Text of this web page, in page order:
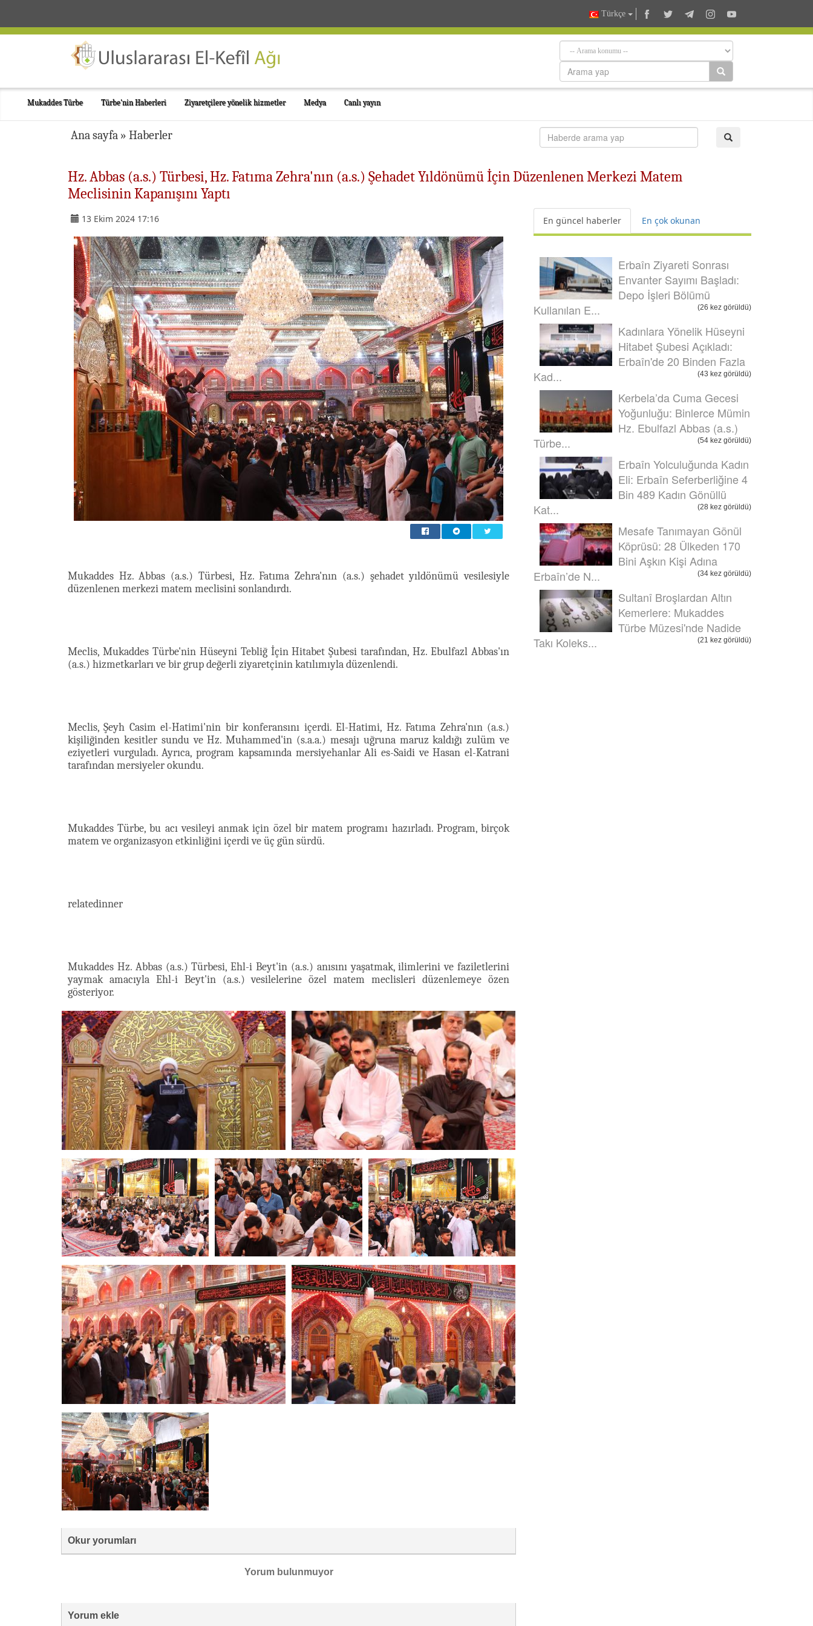
Türkçe
Mukaddes Türbe Türbe'nin Haberleri Ziyaretçilere yönelik hizmetler Medya Canlı yayın
Ana sayfa » Haberler
Hz. Abbas (a.s.) Türbesi, Hz. Fatıma Zehra'nın (a.s.) Şehadet Yıldönümü İçin Düzenlenen Merkezi Matem
Meclisinin Kapanışını Yaptı
13 Ekim 2024 17:16
Mukaddes Hz. Abbas (a.s.) Türbesi, Hz. Fatıma Zehra'nın (a.s.) şehadet yıldönümü vesilesiyle
düzenlenen merkezi matem meclisini sonlandırdı.
Meclis, Mukaddes Türbe'nin Hüseyni Tebliğ İçin Hitabet Şubesi tarafından, Hz. Ebulfazl Abbas'ın
(a.s.) hizmetkarları ve bir grup değerli ziyaretçinin katılımıyla düzenlendi.
Meclis, Şeyh Casim el-Hatimi'nin bir konferansını içerdi. El-Hatimi, Hz. Fatıma Zehra'nın (a.s.)
kişiliğinden kesitler sundu ve Hz. Muhammed'in (s.a.a.) mesajı uğruna maruz kaldığı zulüm ve
eziyetleri vurguladı. Ayrıca, program kapsamında mersiyehanlar Ali es-Saidi ve Hasan el-Katrani
tarafından mersiyeler okundu.
Mukaddes Türbe, bu acı vesileyi anmak için özel bir matem programı hazırladı. Program, birçok
matem ve organizasyon etkinliğini içerdi ve üç gün sürdü.
relatedinner
Mukaddes Hz. Abbas (a.s.) Türbesi, Ehl-i Beyt'in (a.s.) anısını yaşatmak, ilimlerini ve faziletlerini
yaymak amacıyla Ehl-i Beyt'in (a.s.) vesilelerine özel matem meclisleri düzenlemeye özen
gösteriyor.​​​​​​​​​​​​​​​​
Okur yorumları
Yorum bulunmuyor
Yorum ekle
En güncel haberler En çok okunan
Erbaîn Ziyareti Sonrası
Envanter Sayımı Başladı:
Depo İşleri Bölümü
Kullanılan E...
(26 kez görüldü)
Kadınlara Yönelik Hüseyni
Hitabet Şubesi Açıkladı:
Erbaîn'de 20 Binden Fazla
Kad...
(43 kez görüldü)
Kerbela’da Cuma Gecesi
Yoğunluğu: Binlerce Mümin
Hz. Ebulfazl Abbas (a.s.)
Türbe...
(54 kez görüldü)
Erbaîn Yolculuğunda Kadın
Eli: Erbaîn Seferberliğine 4
Bin 489 Kadın Gönüllü
Kat...
(28 kez görüldü)
Mesafe Tanımayan Gönül
Köprüsü: 28 Ülkeden 170
Bini Aşkın Kişi Adına
Erbaîn’de N...
(34 kez görüldü)
Sultanî Broşlardan Altın
Kemerlere: Mukaddes
Türbe Müzesi'nde Nadide
Takı Koleks...
(21 kez görüldü)